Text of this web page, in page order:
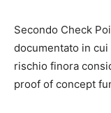
Secondo Check
documentato in
rischio finora
proof of concept